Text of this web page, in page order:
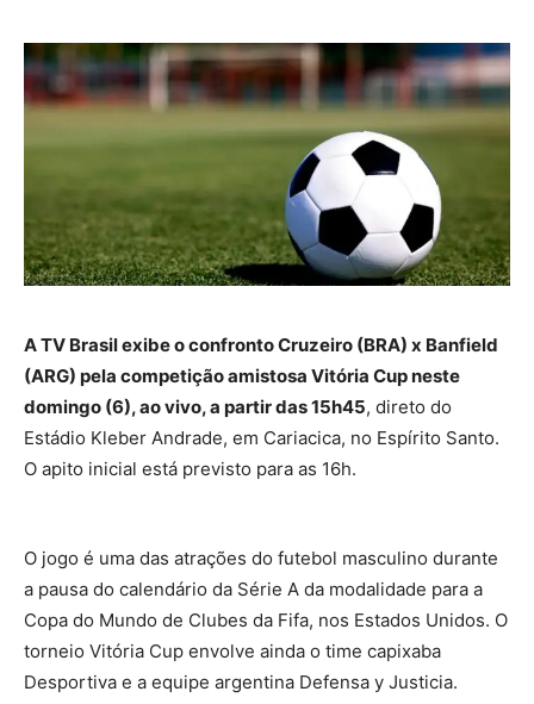
A TV Brasil exibe o confronto Cruzeiro (BRA) x Banfield
(ARG) pela competição amistosa Vitória Cup neste
domingo (6), ao vivo, a partir das 15h45, direto do
Estádio Kleber Andrade, em Cariacica, no Espírito Santo.
O apito inicial está previsto para as 16h.
O jogo é uma das atrações do futebol masculino durante
a pausa do calendário da Série A da modalidade para a
Copa do Mundo de Clubes da Fifa, nos Estados Unidos. O
torneio Vitória Cup envolve ainda o time capixaba
Desportiva e a equipe argentina Defensa y Justicia.